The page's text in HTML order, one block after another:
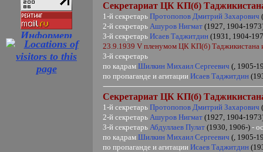
Секретариат ЦК КП(б)
1-й секретарь Протопопов Дмитрий Захарович
2-й секретарь Ашуров Нигмат (1927, 1904-
3-й секретарь Исаев Таджитдин (1931, 1904-
23.9.1939V пленумом ЦК КП(б) Таджикистана
3-й секретарь
по кадрам Шилкин Михаил Сергеевич (, 1905-
по пропаганде и агитации Исаев Таджитдин
Секретариат ЦК КП(б)
1-й секретарь Протопопов Дмитрий Захарович
2-й секретарь Ашуров Нигмат (1927, 1904-
3-й секретарь Абдуллаев Пулат (1930, 1906-)-
по кадрам Шилкин Михаил Сергеевич (, 1905-
по пропаганде и агитации Исаев Таджитдин